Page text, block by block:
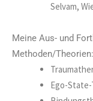
Selvam,
Meine Aus- und
Methoden/Theorien:
Ego-